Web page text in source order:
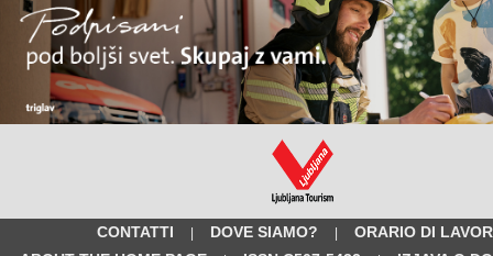
CONTATTI | DOVE SIAMO? |
ORARIO DI